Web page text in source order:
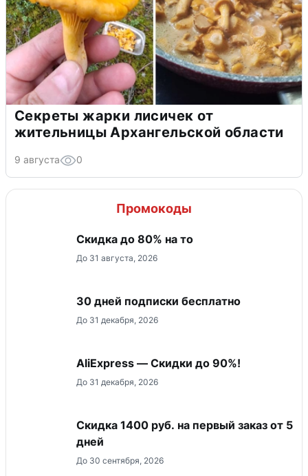
Секреты жарки лисичек от
жительницы Архангельской области
9 августа 0
Промокоды
Скидка до 80% на то
До 31 августа, 2026
30 дней подписки бесплатно
До 31 декабря, 2026
AliExpress — Скидки до 90%!
До 31 декабря, 2026
Скидка 1400 руб. на первый заказ от 5
дней
До 30 сентября, 2026